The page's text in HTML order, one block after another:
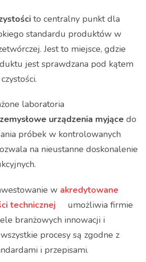
to centralny punkt dla
standardu produktów w
Jest to miejsce, gdzie
jest sprawdzana pod kątem
laboratoria
urządzenia myjące do
próbek w kontrolowanych
na nieustanne doskonalenie
w akredytowane
technicznej
umożliwia firmie
branżowych innowacji i
procesy są zgodne z
i przepisami.